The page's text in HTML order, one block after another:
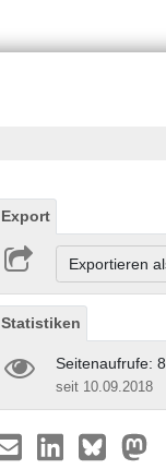
Export
Exportieren
Statistiken
Seitenaufrufe:
seit 10.09.2018